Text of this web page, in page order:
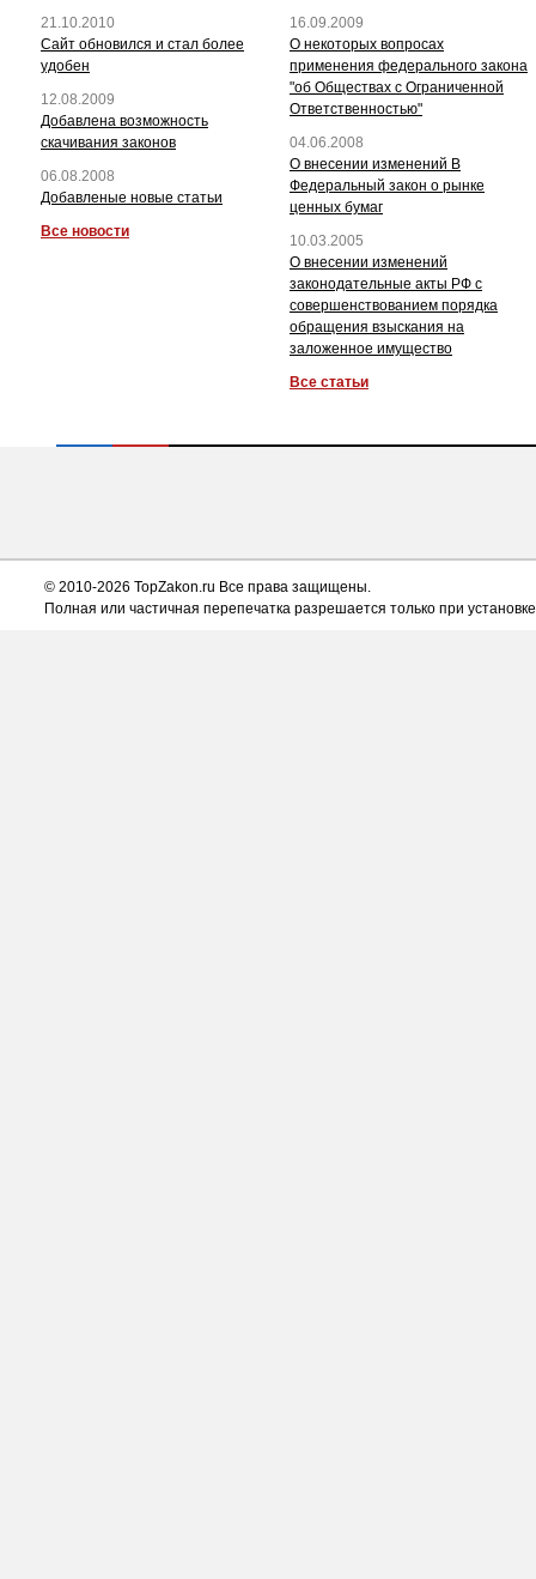
21.10.2010
Сайт обновился и стал более
удобен
12.08.2009
Добавлена возможность
скачивания законов
06.08.2008
Добавленые новые статьи
Все новости
16.09.2009
О некоторых вопросах
применения федерального закона
"об Обществах с Ограниченной
Ответственностью"
04.06.2008
О внесении изменений В
Федеральный закон о рынке
ценных бумаг
10.03.2005
О внесении изменений
законодательные акты РФ с
совершенствованием порядка
обращения взыскания на
заложенное имущество
Все статьи
© 2010-2026 TopZakon.ru Все права защищены.
Полная или частичная перепечатка разрешается только при